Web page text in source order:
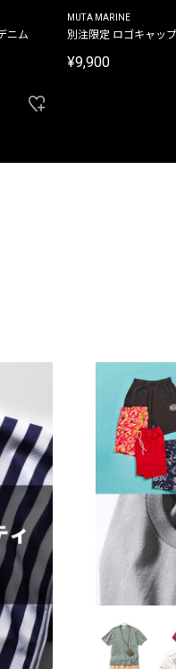
ニム
MUTA MARINE
別注限定 ロゴキャップ
¥9,900